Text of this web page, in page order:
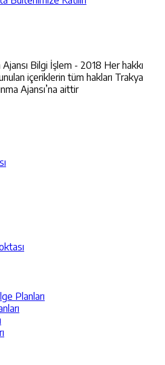
Ajansı Bilgi İşlem - 2018 Her hakkı
içeriklerin tüm hakları Trakya
Ajansı’na aittir
Planları